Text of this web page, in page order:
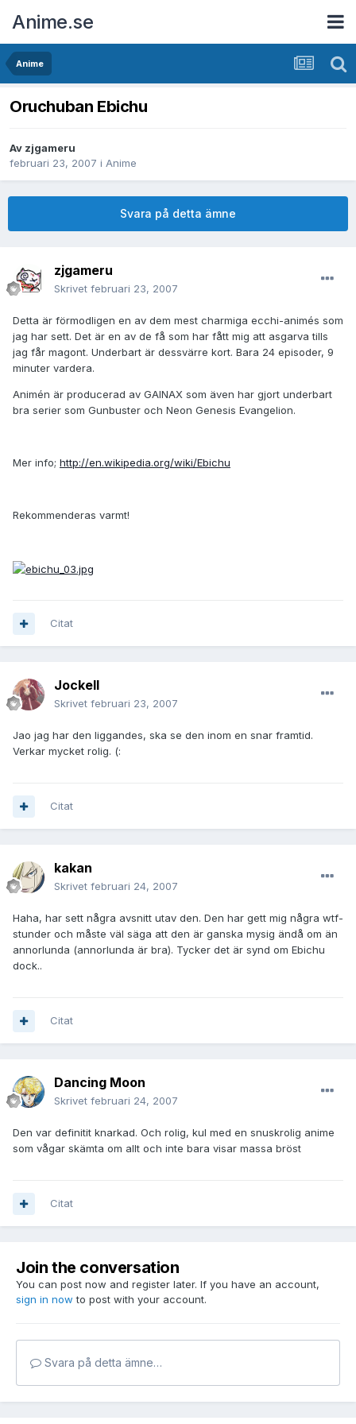
Anime.se
Anime
Oruchuban Ebichu
Av zjgameru
februari 23, 2007 i Anime
Svara på detta ämne
zjgameru
Skrivet februari 23, 2007
Detta är förmodligen en av dem mest charmiga ecchi-animés som
jag har sett. Det är en av de få som har fått mig att asgarva tills
jag får magont. Underbart är dessvärre kort. Bara 24 episoder, 9
minuter vardera.
Animén är producerad av GAINAX som även har gjort underbart
bra serier som Gunbuster och Neon Genesis Evangelion.
Mer info; http://en.wikipedia.org/wiki/Ebichu
Rekommenderas varmt!
Citat
JockeII
Skrivet februari 23, 2007
Jao jag har den liggandes, ska se den inom en snar framtid.
Verkar mycket rolig. (:
Citat
kakan
Skrivet februari 24, 2007
Haha, har sett några avsnitt utav den. Den har gett mig några wtf-
stunder och måste väl säga att den är ganska mysig ändå om än
annorlunda (annorlunda är bra). Tycker det är synd om Ebichu
dock..
Citat
Dancing Moon
Skrivet februari 24, 2007
Den var definitit knarkad. Och rolig, kul med en snuskrolig anime
som vågar skämta om allt och inte bara visar massa bröst
Citat
Join the conversation
You can post now and register later. If you have an account,
sign in now to post with your account.
Svara på detta ämne…